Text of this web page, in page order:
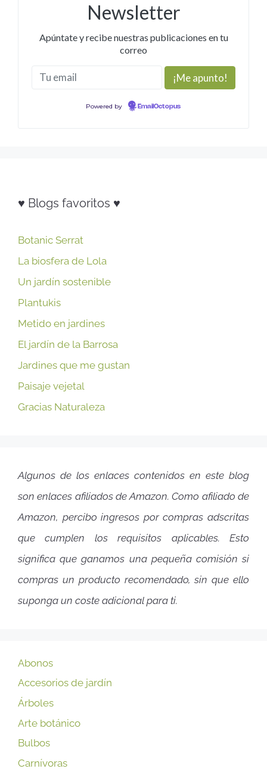
Newsletter
Apúntate y recibe nuestras publicaciones en tu
correo
Powered by EmailOctopus
♥ Blogs favoritos ♥
Botanic Serrat
La biosfera de Lola
Un jardín sostenible
Plantukis
Metido en jardines
El jardín de la Barrosa
Jardines que me gustan
Paisaje vejetal
Gracias Naturaleza
Algunos de los enlaces contenidos en este blog
son enlaces afiliados de Amazon. Como afiliado de
Amazon, percibo ingresos por compras adscritas
que cumplen los requisitos aplicables. Esto
significa que ganamos una pequeña comisión si
compras un producto recomendado, sin que ello
suponga un coste adicional para ti.
Abonos
Accesorios de jardín
Árboles
Arte botánico
Bulbos
Carnívoras